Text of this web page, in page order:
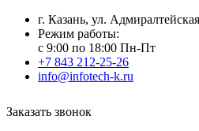
г. Казань, ул.
Режим работы:
с 9:00 по 18:00 Пн-Пт
+7 843 212-25-26
info@infotech-k.ru
Заказать звонок